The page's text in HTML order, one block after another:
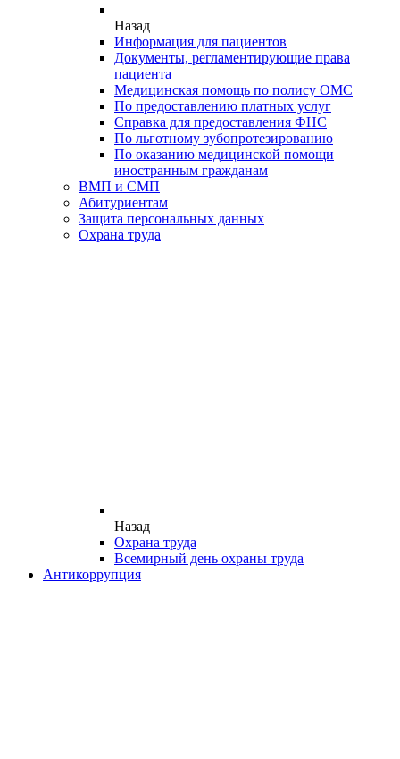
Назад
Информация для пациентов
Документы, регламентирующие права
пациента
Медицинская помощь по полису ОМС
По предоставлению платных услуг
Справка для предоставления ФНС
По льготному зубопротезированию
По оказанию медицинской помощи
иностранным гражданам
ВМП и СМП
Абитуриентам
Защита персональных данных
Охрана труда
Назад
Охрана труда
Всемирный день охраны труда
Антикоррупция